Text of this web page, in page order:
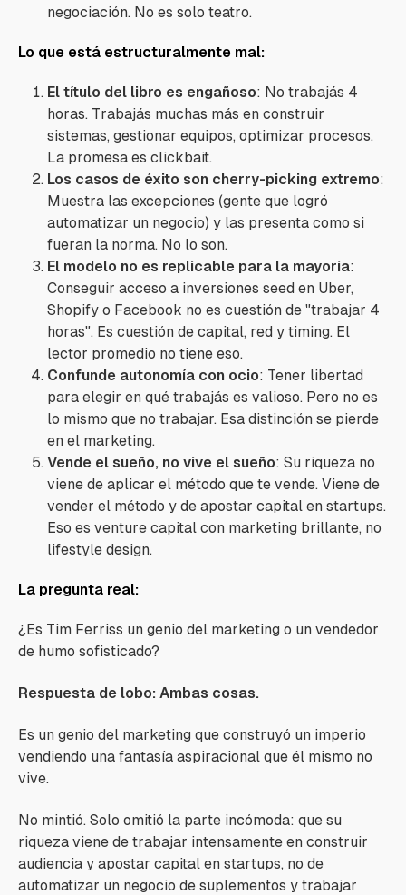
negociación. No es solo teatro.
Lo que está estructuralmente mal:
El título del libro es engañoso: No trabajás 4
horas. Trabajás muchas más en construir
sistemas, gestionar equipos, optimizar procesos.
La promesa es clickbait.
Los casos de éxito son cherry-picking extremo:
Muestra las excepciones (gente que logró
automatizar un negocio) y las presenta como si
fueran la norma. No lo son.
El modelo no es replicable para la mayoría:
Conseguir acceso a inversiones seed en Uber,
Shopify o Facebook no es cuestión de "trabajar 4
horas". Es cuestión de capital, red y timing. El
lector promedio no tiene eso.
Confunde autonomía con ocio: Tener libertad
para elegir en qué trabajás es valioso. Pero no es
lo mismo que no trabajar. Esa distinción se pierde
en el marketing.
Vende el sueño, no vive el sueño: Su riqueza no
viene de aplicar el método que te vende. Viene de
vender el método y de apostar capital en startups.
Eso es venture capital con marketing brillante, no
lifestyle design.
La pregunta real:
¿Es Tim Ferriss un genio del marketing o un vendedor
de humo sofisticado?
Respuesta de lobo: Ambas cosas.
Es un genio del marketing que construyó un imperio
vendiendo una fantasía aspiracional que él mismo no
vive.
No mintió. Solo omitió la parte incómoda: que su
riqueza viene de trabajar intensamente en construir
audiencia y apostar capital en startups, no de
automatizar un negocio de suplementos y trabajar